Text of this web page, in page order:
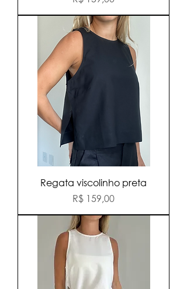
Regata viscolinho preta
Preço
R$ 159,00